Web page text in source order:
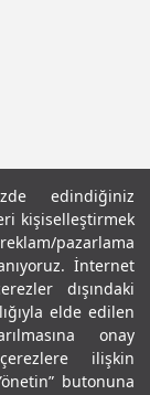
edindiğiniz
kişiselleştirmek
pazarlama
İnternet
dışındaki
elde edilen
onay
ilişkin
butonuna
Şartlar ve Koşullar